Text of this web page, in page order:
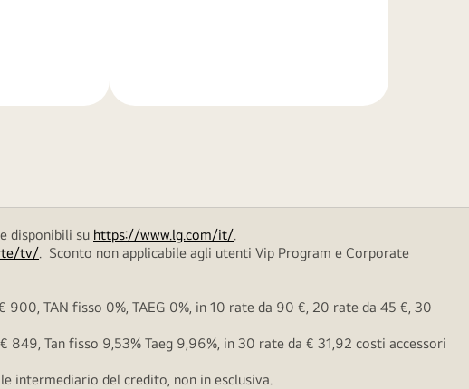
disponibili su https://www.lg.com/it/.
tv/. Sconto non applicabile agli utenti Vip Program e Corporate
TAN fisso 0%, TAEG 0%, in 10 rate da 90 €, 20 rate da 45 €, 30
Tan fisso 9,53% Taeg 9,96%, in 30 rate da € 31,92 costi accessori
intermediario del credito, non in esclusiva.